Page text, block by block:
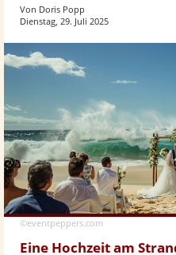
Von Doris Popp
Dienstag, 29. Juli 2025
©eventpeppers.com
Eine Hochzeit am